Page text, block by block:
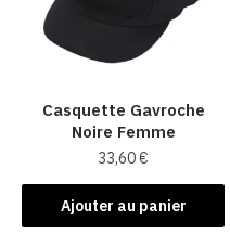
Casquette Gavroche
Noire Femme
33,60€
Ajouter au panier